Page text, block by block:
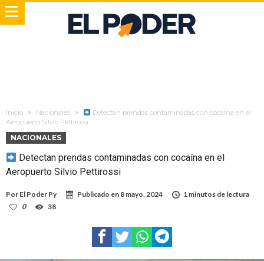
Inicio Nacionales
Detectan prendas contaminadas con cocaína en el
Aeropuerto Silvio Pettirossi
NACIONALES
Detectan prendas contaminadas con cocaína en el
Aeropuerto Silvio Pettirossi
Por El Poder Py Publicado en 8 mayo, 2024
1 minutos de lectura
0
38